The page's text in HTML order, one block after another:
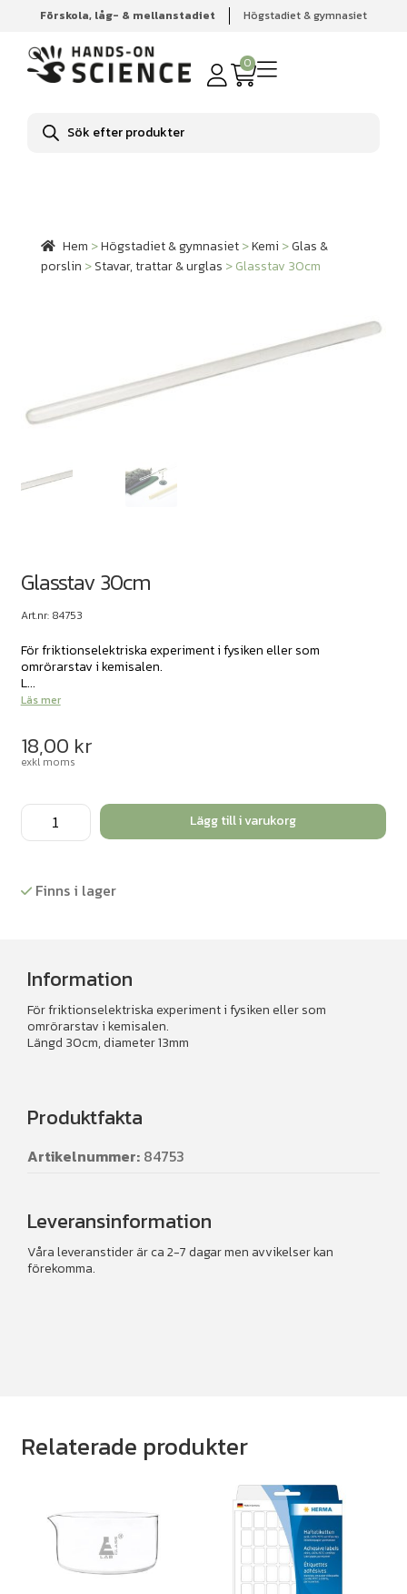
Förskola, låg- & mellanstadiet Högstadiet & gymnasiet
0
Produktsökning
Hem Högstadiet & gymnasiet Kemi
Glas & porslin
Stavar, trattar & urglas
Hem >Högstadiet & gymnasiet>Kemi >Glas &
porslin >Stavar, trattar & urglas >Glasstav 30cm
Glasstav 30cm
Art.nr: 84753
För friktionselektriska experiment i fysiken eller som
omrörarstav i kemisalen.
L...
Läs mer
18,00 kr
exkl moms
Glasstav
30cm
Lägg till i varukorg
Finns i lager
Information
För friktionselektriska experiment i fysiken eller som
omrörarstav i kemisalen.
Längd 30cm, diameter 13mm
Produktfakta
Artikelnummer: 84753
Leveransinformation
Våra leveranstider är ca 2-7 dagar men avvikelser kan
förekomma.
Relaterade produkter